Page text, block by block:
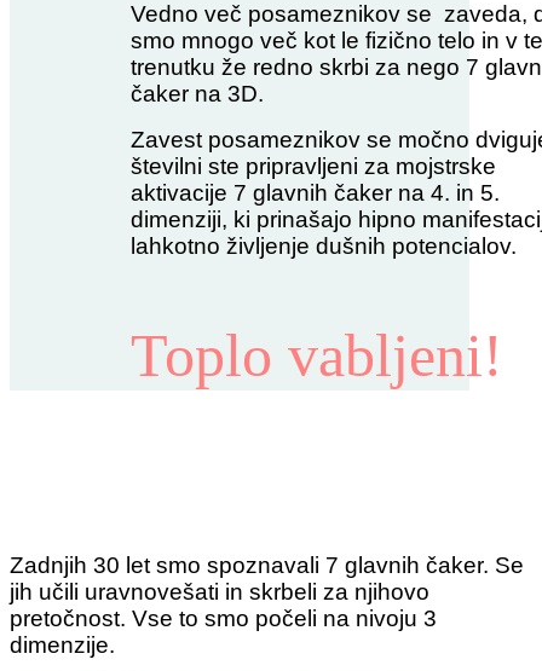
Vedno več posameznikov se zaveda,
smo mnogo več kot le fizično telo in v
trenutku že redno skrbi za nego 7
čaker na 3D.
Zavest posameznikov se močno
številni ste pripravljeni za mojstrske
aktivacije 7 glavnih čaker na 4. in 5.
dimenziji, ki prinašajo hipno
lahkotno življenje dušnih potencialov.
Toplo vabljeni!
Zadnjih 30 let smo spoznavali 7 glavnih čaker. Se
jih učili uravnovešati in skrbeli za njihovo
pretočnost. Vse to smo počeli na nivoju 3
dimenzije.